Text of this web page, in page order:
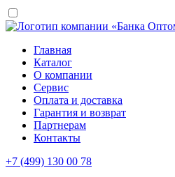
Главная
Каталог
О компании
Сервис
Оплата и доставка
Гарантия и возврат
Партнерам
Контакты
+7 (499) 130 00 78